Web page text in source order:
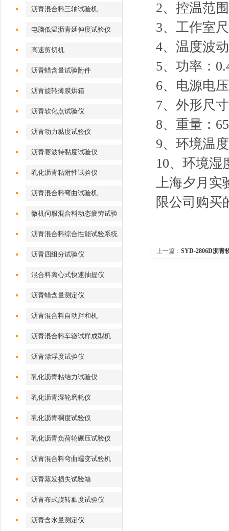
2、控温范
3、工作室
4、温度波
5、功率：
6、电源电
7、外形尺
8、重量：
9、环境温
10、环境湿
上海夕月实
限公司购买
上一篇： SYD-2806D沥青
沥青混合料三轴试验机
电脑低温沥青延伸度试验仪
高速剪切机
沥青蜡含量试验附件
沥青旋转薄膜烘箱
沥青软化点试验仪
沥青动力黏度试验仪
沥青赛波特黏度试验仪
乳化沥青粘附性试验仪
沥青混合料弯曲试验机
微机伺服混合料动态疲劳试验
机
沥青混合料综合性能试验系统
沥青四组分试验仪
混合料离心式快速抽提仪
沥青蜡含量测定仪
沥青混合料自动拌和机
沥青混合料车辙试样成型机
（气动标准）
沥青漂浮度试验仪
乳化沥青粘结力试验仪
乳化沥青湿轮磨耗仪
乳化沥青稠度试验仪
乳化沥青负荷轮碾压试验仪
沥青混合料弯曲蠕变试验机
沥青蒸发损失试验箱
沥青布式旋转黏度试验仪
沥青含水量测定仪